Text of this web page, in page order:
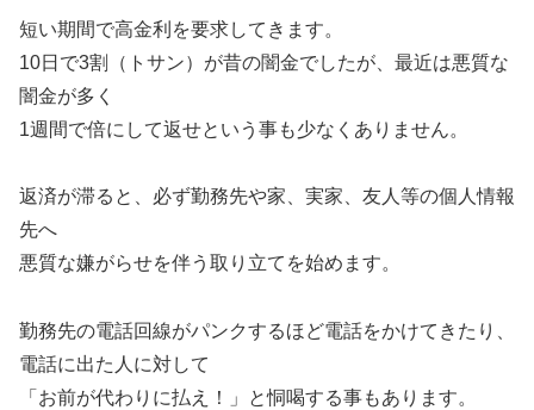
短い期間で高金利を要求してきます。
10日で3割（トサン）が昔の闇金でしたが、最近は悪質な
闇金が多く
1週間で倍にして返せという事も少なくありません。
返済が滞ると、必ず勤務先や家、実家、友人等の個人情報
先へ
悪質な嫌がらせを伴う取り立てを始めます。
勤務先の電話回線がパンクするほど電話をかけてきたり、
電話に出た人に対して
「お前が代わりに払え！」と恫喝する事もあります。